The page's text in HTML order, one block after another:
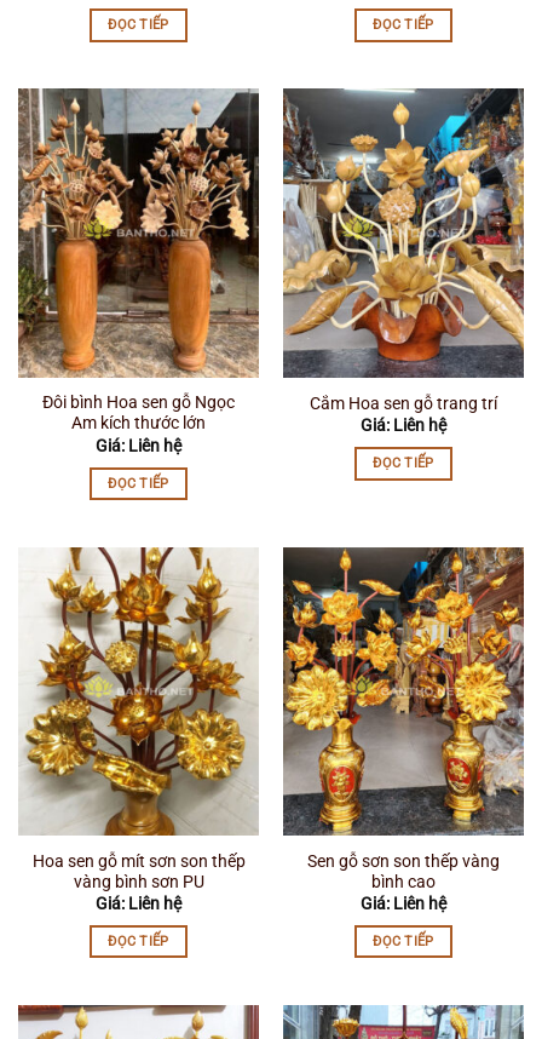
ĐỌC TIẾP ĐỌC TIẾP
Đôi bình Hoa sen gỗ Ngọc
Am kích thước lớn
Giá: Liên hệ
ĐỌC TIẾP
Cắm Hoa sen gỗ trang trí
Giá: Liên hệ
ĐỌC TIẾP
Hoa sen gỗ mít sơn son thếp
vàng bình sơn PU
Giá: Liên hệ
ĐỌC TIẾP
Sen gỗ sơn son thếp vàng
bình cao
Giá: Liên hệ
ĐỌC TIẾP